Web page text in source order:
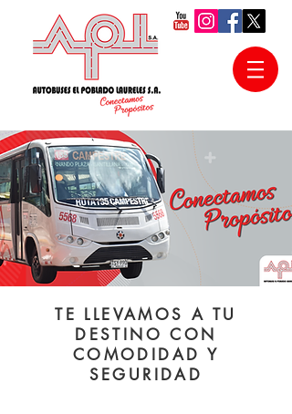
TE LLEVAMOS A TU
DESTINO CON
COMODIDAD Y
SEGURIDAD